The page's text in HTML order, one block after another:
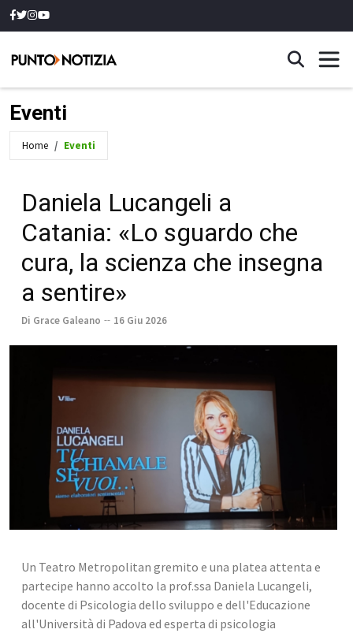
Eventi
Home Eventi
Daniela Lucangeli a
Catania: «Lo sguardo che
cura, la scienza che insegna
a sentire»
Di Grace Galeano 16 Giu 2026
Un Teatro Metropolitan gremito e una platea attenta e
partecipe hanno accolto la prof.ssa Daniela Lucangeli,
docente di Psicologia dello sviluppo e dell'Educazione
all'Università di Padova ed esperta di psicologia